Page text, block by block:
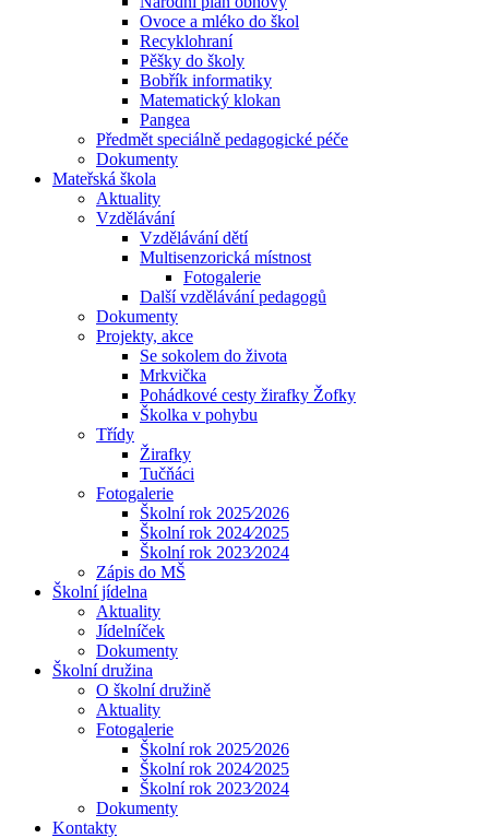
Ovoce a mléko do škol
Recyklohraní
Pěšky do školy
Bobřík informatiky
Matematický klokan
Pangea
Předmět speciálně pedagogické péče
Dokumenty
Mateřská škola
Aktuality
Vzdělávání
Vzdělávání dětí
Multisenzorická místnost
Fotogalerie
Další vzdělávání pedagogů
Dokumenty
Projekty, akce
Se sokolem do života
Mrkvička
Pohádkové cesty žirafky Žofky
Školka v pohybu
Třídy
Žirafky
Tučňáci
Fotogalerie
Školní rok 2025⁄2026
Školní rok 2024⁄2025
Školní rok 2023⁄2024
Zápis do MŠ
Školní jídelna
Aktuality
Jídelníček
Dokumenty
Školní družina
O školní družině
Aktuality
Fotogalerie
Školní rok 2025⁄2026
Školní rok 2024⁄2025
Školní rok 2023⁄2024
Dokumenty
Kontakty